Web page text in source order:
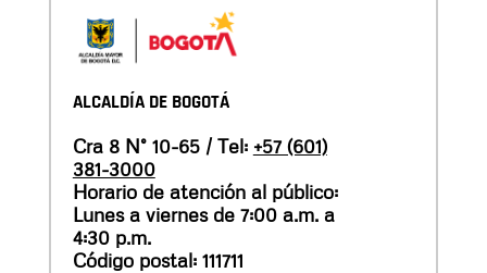
ALCALDÍA DE BOGOTÁ
Cra 8 N° 10-65 / Tel: +57 (601)
381-3000
Horario de atención al público:
Lunes a viernes de 7:00 a.m. a
4:30 p.m.
Código postal: 111711